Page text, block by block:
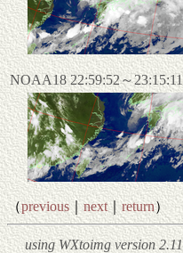
NOAA18 22:59:52～
（previous｜next｜return）
using WXtoimg version